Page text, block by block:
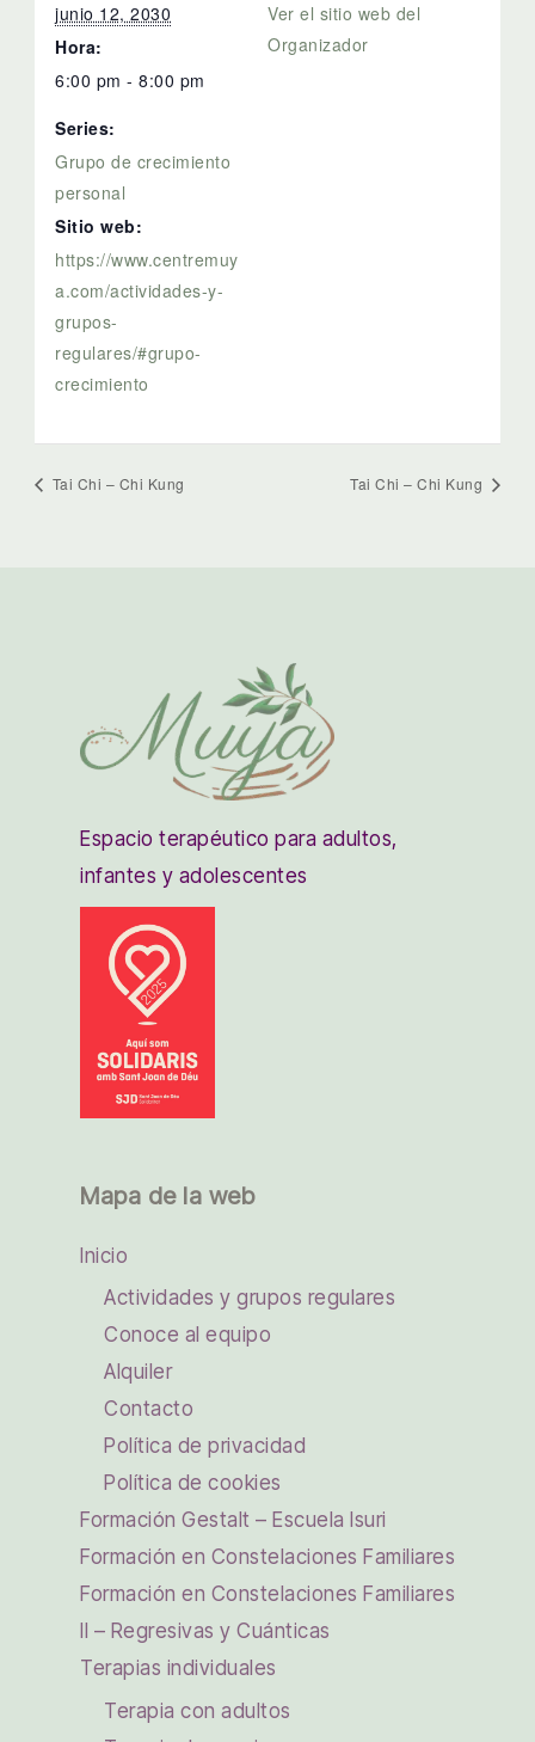
junio 12, 2030
Hora:
6:00 pm - 8:00 pm
Series:
Grupo de crecimiento
personal
Sitio web:
https://www.centremuy
a.com/actividades-y-
grupos-
regulares/#grupo-
crecimiento
Ver el sitio web del
Organizador
Tai Chi – Chi Kung Tai Chi – Chi Kung
Espacio terapéutico para adultos,
infantes y adolescentes
Mapa de la web
Inicio
Actividades y grupos regulares
Conoce al equipo
Alquiler
Contacto
Política de privacidad
Política de cookies
Formación Gestalt – Escuela Isuri
Formación en Constelaciones Familiares
Formación en Constelaciones Familiares
II – Regresivas y Cuánticas
Terapias individuales
Terapia con adultos